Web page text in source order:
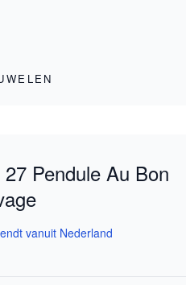
Pendule Au Bon
vanuit Nederland